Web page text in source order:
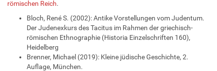
römischen Reich.
Bloch, René S. (2002): Antike Vorstellungen vom Judentum.
Der Judenexkurs des Tacitus im Rahmen der griechisch-
römischen Ethnographie (Historia Einzelschriften 160),
Heidelberg
Brenner, Michael (2019): Kleine jüdische Geschichte, 2.
Auflage, München.